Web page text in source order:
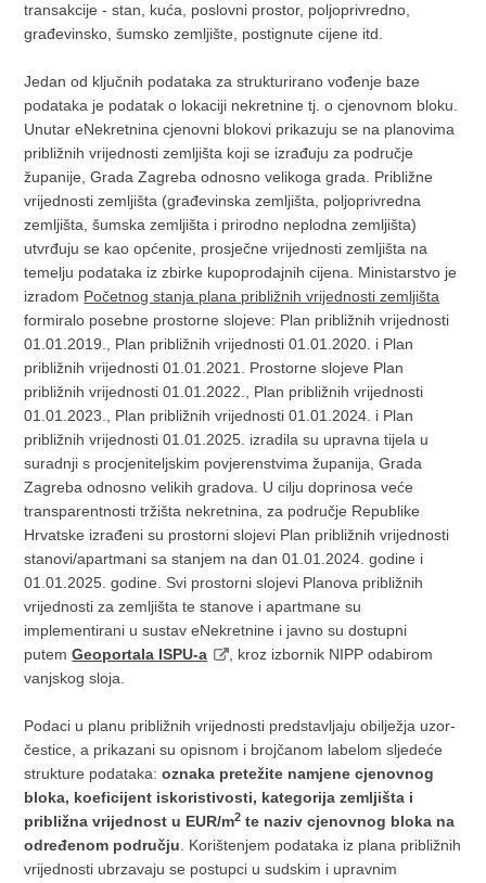
transakcije - stan, kuća, poslovni prostor, poljoprivredno,
građevinsko, šumsko zemljište, postignute cijene itd.
Jedan od ključnih podataka za strukturirano vođenje baze
podataka je podatak o lokaciji nekretnine tj. o cjenovnom bloku.
Unutar eNekretnina cjenovni blokovi prikazuju se na planovima
približnih vrijednosti zemljišta koji se izrađuju za područje
županije, Grada Zagreba odnosno velikoga grada. Približne
vrijednosti zemljišta (građevinska zemljišta, poljoprivredna
zemljišta, šumska zemljišta i prirodno neplodna zemljišta)
utvrđuju se kao općenite, prosječne vrijednosti zemljišta na
temelju podataka iz zbirke kupoprodajnih cijena. Ministarstvo je
izradom Početnog stanja plana približnih vrijednosti zemljišta
formiralo posebne prostorne slojeve: Plan približnih vrijednosti
01.01.2019., Plan približnih vrijednosti 01.01.2020. i Plan
približnih vrijednosti 01.01.2021. Prostorne slojeve Plan
približnih vrijednosti 01.01.2022., Plan približnih vrijednosti
01.01.2023., Plan približnih vrijednosti 01.01.2024. i Plan
približnih vrijednosti 01.01.2025. izradila su upravna tijela u
suradnji s procjeniteljskim povjerenstvima županija, Grada
Zagreba odnosno velikih gradova. U cilju doprinosa veće
transparentnosti tržišta nekretnina, za područje Republike
Hrvatske izrađeni su prostorni slojevi Plan približnih vrijednosti
stanovi/apartmani sa stanjem na dan 01.01.2024. godine i
01.01.2025. godine. Svi prostorni slojevi Planova približnih
vrijednosti za zemljišta te stanove i apartmane su
implementirani u sustav eNekretnine i javno su dostupni
putemGeoportala ISPU-a
, kroz izbornik NIPP odabirom
vanjskog sloja.
Podaci u planu približnih vrijednosti predstavljaju obilježja uzor‐
čestice, a prikazani su opisnom i brojčanom labelom sljedeće
strukture podataka:oznaka pretežite namjene cjenovnog
bloka, koeficijent iskoristivosti, kategorija zemljišta i
približna vrijednost u EUR/m2 te naziv cjenovnog bloka na
određenom području . Korištenjem podataka iz plana približnih
vrijednosti ubrzavaju se postupci u sudskim i upravnim